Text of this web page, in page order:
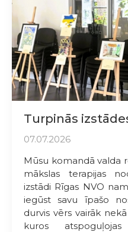
Turpinās
07.07.2026
Mūsu komandā valda
mākslas terapijas
izstādi Rīgas NVO
iegūst savu īpašo
durvis vērs vairāk
kuros